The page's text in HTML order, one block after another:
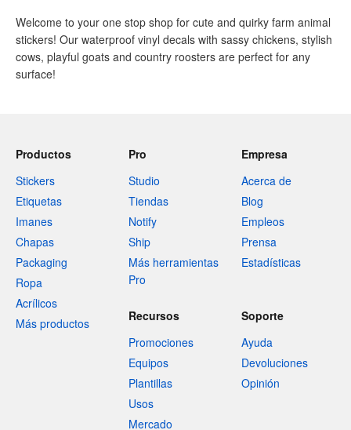
Welcome to your one stop shop for cute and quirky farm animal
stickers! Our waterproof vinyl decals with sassy chickens, stylish
cows, playful goats and country roosters are perfect for any
surface!
Productos
Stickers
Etiquetas
Imanes
Chapas
Packaging
Ropa
Acrílicos
Más productos
Pro
Studio
Tiendas
Notify
Ship
Más herramientas
Pro
Empresa
Acerca de
Blog
Empleos
Prensa
Estadísticas
Recursos
Promociones
Equipos
Plantillas
Usos
Mercado
Soporte
Ayuda
Devoluciones
Opinión